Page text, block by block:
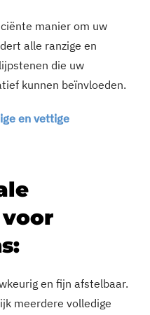
manier om uw
alle ranzige en
die uw
kunnen beïnvloeden.
en vettige
en fijn afstelbaar.
meerdere volledige